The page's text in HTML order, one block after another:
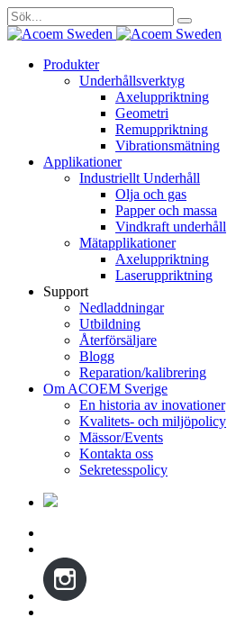
Sök
efter:
Produkter
Underhållsverktyg
Axeluppriktning
Geometri
Remuppriktning
Vibrationsmätning
Applikationer
Industriellt Underhåll
Olja och gas
Papper och massa
Vindkraft underhåll
Mätapplikationer
Axeluppriktning
Laseruppriktning
Support
Nedladdningar
Utbildning
Återförsäljare
Blogg
Reparation/kalibrering
Om ACOEM Sverige
En historia av inovationer
Kvalitets- och miljöpolicy
Mässor/Events
Kontakta oss
Sekretesspolicy